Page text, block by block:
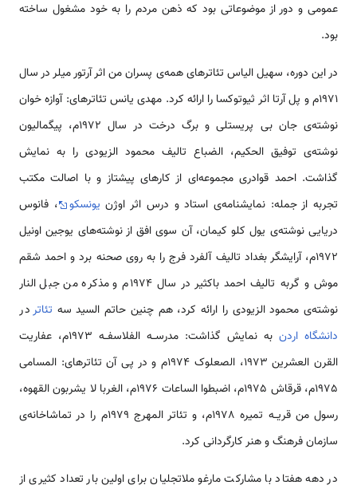
عمومی و دور از موضوعاتی بود که ذهن مردم را به خود مشغول ساخته
بود.
در این دوره، سهیل الیاس تئاترهای همه‌ی پسران من اثر آرتور میلر در سال
1971م و پل آرتا اثر ثیوتوکسا را ارائه کرد. مهدی یانس تئاتر‌های: آوازه خوان
نوشته‌ی جان بی پریستلی و برگ درخت در سال 1972م، پیگمالیون
نوشته‌ی توفیق الحکیم، الضباع تالیف محمود الزیودی را به نمایش
گذاشت. احمد قوادری مجموعه‌ای از کارهای پیشتاز و با اصالت مکتب
تجربه از جمله: نمایشنامه‌ی استاد و درس اثر اوژن یونسکو
، فانوس
دریایی نوشته‌ی یول کلو کیمان، آن سوی افق از نوشته‌های یوجین اونیل
1972م، آرایشگر بغداد تالیف آلفرد فرج را به روی صحنه برد و احمد شقم
موش و گربه تالیف احمد باکثیر در سال 1974م و مذکره من جبل النار
نوشته‌ی محمود الزیودی را ارائه کرد، هم چنین حاتم السید سه تئاتردر
دانشگاه اردن
به نمایش گذاشت: مدرســه الفلاسفــه 1973م، عفاریت
القرن العشرین 1973، الصعلوک 1974م و در پی آن تئاترهای: المسامی
1975م، قرقاش 1975م، اضبطوا الساعات 1976م، الغربا لا یشربون القهوه،
رسول من قریــه تمیره 1978م، و تئاتر المهرج 1979م را در تماشاخانه‌ی
سازمان فرهنگ و هنر کارگردانی کرد.
در دهه هفتاد با مشارکت مارغو ملاتجلیان برای اولین بار تعداد کثیری از